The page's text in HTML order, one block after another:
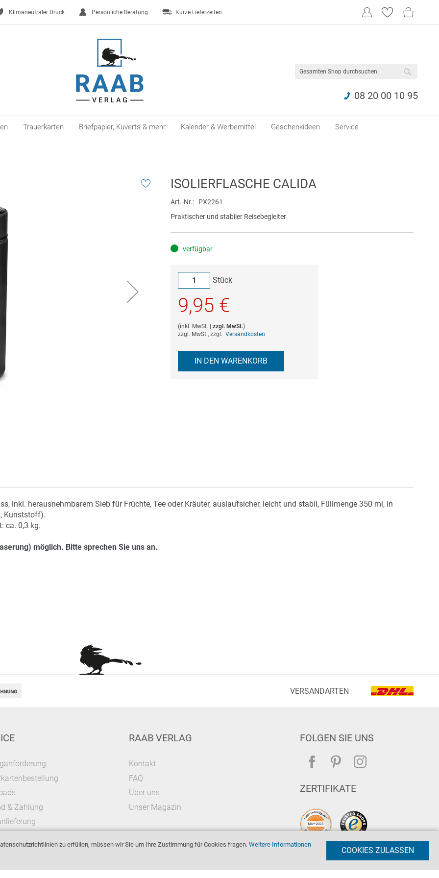
zu erfüllen, müssen wir Sie um Ihre Zustimmung für Cookies fragen. Weitere Informationen
COOKIES ZULASSEN
Klimaneutraler Druck Persönliche Beratung Kurze Lieferzeiten
08 20 00 10 95
Trauerkarten Briefpapier, Kuverts & mehr Kalender & Werbemittel Geschenkideen Service
ISOLIERFLASCHE CALIDA
Art.-Nr.
PX2261
Praktischer und stabiler Reisebegleiter
verfügbar
Stück
9,95 €
(inkl. MwSt. zzgl. MwSt.)
zzgl. MwSt., zzgl. Versandkosten
IN DEN WARENKORB
inkl. herausnehmbarem Sieb für Früchte, Tee oder Kräuter, auslaufsicher, leicht und stabil, Füllmenge 350 ml, in
Kunststoff).
ca. 0,3 kg.
möglich. Bitte sprechen Sie uns an.
VERSANDARTEN
& Zahlung
RAAB VERLAG
Kontakt
FAQ
Über uns
Unser Magazin
FOLGEN SIE UNS
ZERTIFIKATE